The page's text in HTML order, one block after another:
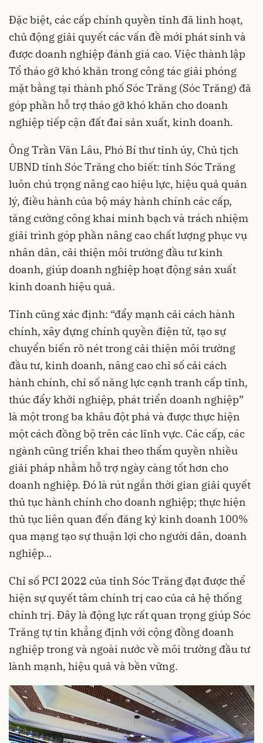
Đặc biệt, các cấp chính quyền tỉnh đã linh hoạt,
chủ động giải quyết các vấn đề mới phát sinh và
được doanh nghiệp đánh giá cao. Việc thành lập
Tổ tháo gỡ khó khăn trong công tác giải phóng
mặt bằng tại thành phố Sóc Trăng (Sóc Trăng) đã
góp phần hỗ trợ tháo gỡ khó khăn cho doanh
nghiệp tiếp cận đất đai sản xuất, kinh doanh.
Ông Trần Văn Lâu, Phó Bí thư tỉnh ủy, Chủ tịch
UBND tỉnh Sóc Trăng cho biết: tỉnh Sóc Trăng
luôn chú trọng nâng cao hiệu lực, hiệu quả quản
lý, điều hành của bộ máy hành chính các cấp,
tăng cường công khai minh bạch và trách nhiệm
giải trình góp phần nâng cao chất lượng phục vụ
nhân dân, cải thiện môi trường đầu tư kinh
doanh, giúp doanh nghiệp hoạt động sản xuất
kinh doanh hiệu quả.
Tỉnh cũng xác định: “đẩy mạnh cải cách hành
chính, xây dựng chính quyền điện tử, tạo sự
chuyển biến rõ nét trong cải thiện môi trường
đầu tư, kinh doanh, nâng cao chỉ số cải cách
hành chính, chỉ số năng lực cạnh tranh cấp tỉnh,
thúc đẩy khởi nghiệp, phát triển doanh nghiệp”
là một trong ba khâu đột phá và được thực hiện
một cách đồng bộ trên các lĩnh vực. Các cấp, các
ngành cũng triển khai theo thẩm quyền nhiều
giải pháp nhằm hỗ trợ ngày càng tốt hơn cho
doanh nghiệp. Đó là rút ngắn thời gian giải quyết
thủ tục hành chính cho doanh nghiệp; thực hiện
thủ tục liên quan đến đăng ký kinh doanh 100%
qua mạng tạo sự thuận lợi cho người dân, doanh
nghiệp…
Chỉ số PCI 2022 của tỉnh Sóc Trăng đạt được thể
hiện sự quyết tâm chính trị cao của cả hệ thống
chính trị. Đây là động lực rất quan trọng giúp Sóc
Trăng tự tin khẳng định với cộng đồng doanh
nghiệp trong và ngoài nước về môi trường đầu tư
lành mạnh, hiệu quả và bền vững.